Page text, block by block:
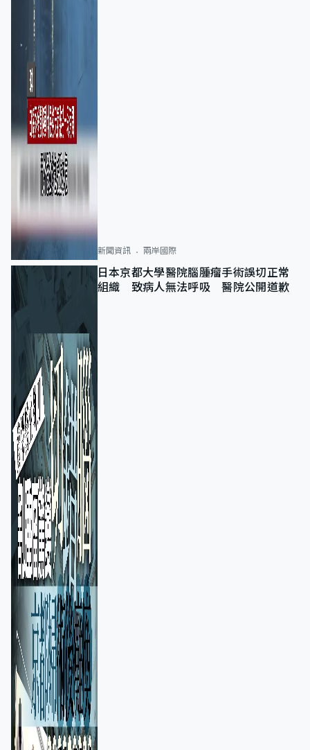
新聞資訊 兩岸國際
日本京都大學醫院腦腫瘤手術誤切正常
組織 致病人無法呼吸 醫院公開道歉